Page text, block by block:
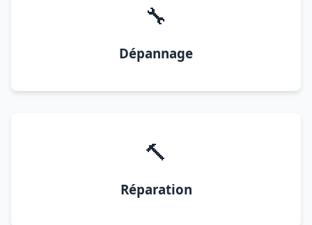
🔧
Dépannage
🔨
Réparation